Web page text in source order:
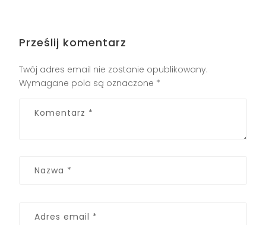
Prześlij komentarz
Twój adres email nie zostanie opublikowany.
Wymagane pola są oznaczone *